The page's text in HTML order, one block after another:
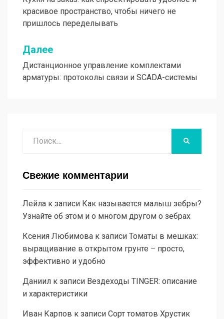
записям
красивое пространство, чтобы ничего не
пришлось переделывать
Далее
Дистанционное управление комплектами
арматуры: протоколы связи и SCADA-системы
Свежие комментарии
Лейла к записи Как называется малыш зебры?
Узнайте об этом и о многом другом о зебрах
Ксения Любимова к записи Томаты в мешках:
выращивание в открытом грунте – просто,
эффективно и удобно
Даниил к записи Вездеходы TINGER: описание
и характеристики
Иван Карпов к записи Сорт томатов Хрустик